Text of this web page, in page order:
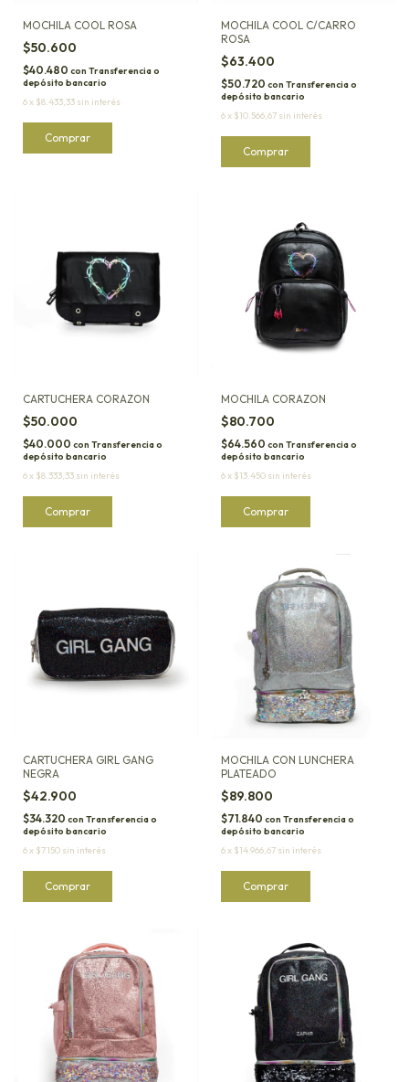
MOCHILA COOL ROSA
$50.600
$40.480 con Transferencia o
depósito bancario
6x $8.433,33 sin interés
MOCHILA COOL C/CARRO
ROSA
$63.400
$50.720 con Transferencia o
depósito bancario
6x $10.566,67 sin interés
CARTUCHERA CORAZON
$50.000
$40.000 con Transferencia o
depósito bancario
6x $8.333,33 sin interés
MOCHILA CORAZON
$80.700
$64.560 con Transferencia o
depósito bancario
6x $13.450 sin interés
CARTUCHERA GIRL GANG
NEGRA
$42.900
$34.320 con Transferencia o
depósito bancario
6x $7.150 sin interés
MOCHILA CON LUNCHERA
PLATEADO
$89.800
$71.840 con Transferencia o
depósito bancario
6x $14.966,67 sin interés